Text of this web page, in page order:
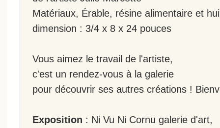
Matériaux, Érable, résine alimentaire et
dimension : 3/4 x 8 x 24 pouces
Vous aimez le travail de l'artiste,
c'est un rendez-vous à la galerie
pour découvrir ses autres créations !
Exposition : Ni Vu Ni Cornu galerie d'art,